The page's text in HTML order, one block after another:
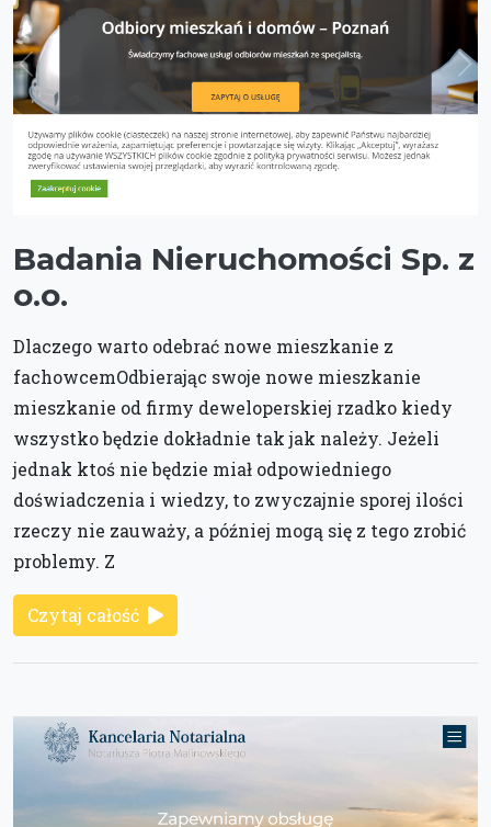
Badania Nieruchomości Sp. z
o.o.
Dlaczego warto odebrać nowe mieszkanie z
fachowcemOdbierając swoje nowe mieszkanie
mieszkanie od firmy deweloperskiej rzadko kiedy
wszystko będzie dokładnie tak jak należy. Jeżeli
jednak ktoś nie będzie miał odpowiedniego
doświadczenia i wiedzy, to zwyczajnie sporej ilości
rzeczy nie zauważy, a później mogą się z tego zrobić
problemy. Z
Czytaj całość